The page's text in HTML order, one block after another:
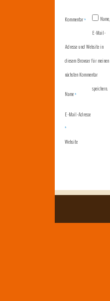
Kommentar*
Name*
E-Mail-Adresse
*
Website
Name,
E-Mail-
Adresse und Website in
diesem Browser für meinen
nächsten Kommentar
speichern.